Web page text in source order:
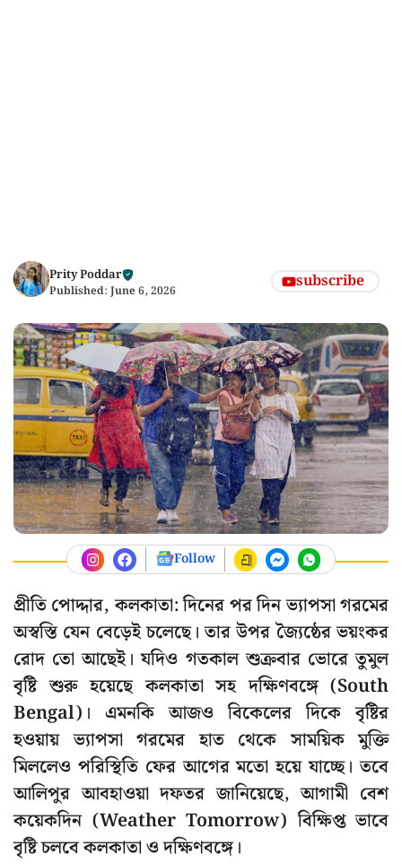
Prity Poddar
Published: June 6, 2026 subscribe
Follow
প্রীতি পোদ্দার, কলকাতা: দিনের পর দিন ভ্যাপসা গরমের
অস্বস্তি যেন বেড়েই চলেছে। তার উপর জ্যৈষ্ঠের ভয়ংকর
রোদ তো আছেই। যদিও গতকাল শুক্রবার ভোরে তুমুল
বৃষ্টি শুরু হয়েছে কলকাতা সহ দক্ষিণবঙ্গে (South
Bengal)। এমনকি আজও বিকেলের দিকে বৃষ্টির
হওয়ায় ভ্যাপসা গরমের হাত থেকে সাময়িক মুক্তি
মিললেও পরিস্থিতি ফের আগের মতো হয়ে যাচ্ছে। তবে
আলিপুর আবহাওয়া দফতর জানিয়েছে, আগামী বেশ
কয়েকদিন (Weather Tomorrow) বিক্ষিপ্ত ভাবে
বৃষ্টি চলবে কলকাতা ও দক্ষিণবঙ্গে।